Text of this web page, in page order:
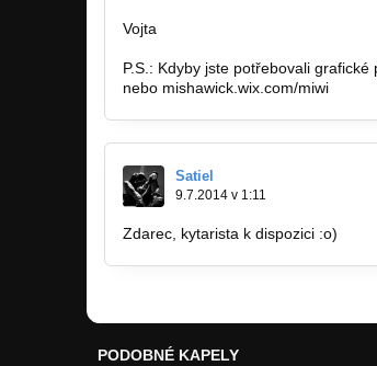
Vojta
P.S.: Kdyby jste potřebovali
nebo mishawick.wix.com/miwi
Satiel
9.7.2014 v 1:11
Zdarec, kytarista k dispozici :o)
PODOBNÉ KAPELY